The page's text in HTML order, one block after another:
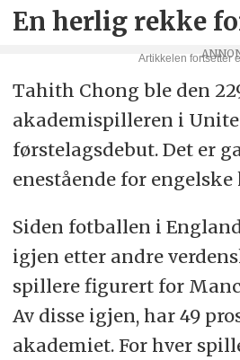
En herlig rekke
Tahith Chong ble den
akademispilleren i
førstelagsdebut. Det er
enestående for
Siden fotballen i
igjen etter andre
spillere figurert for
Av disse igjen, har 49
akademiet. For hver